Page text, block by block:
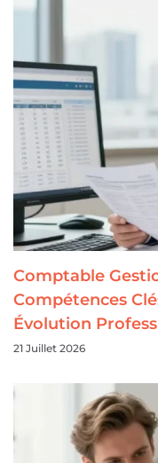
Comptable
Compétences
Évolution
21 Juillet 2026